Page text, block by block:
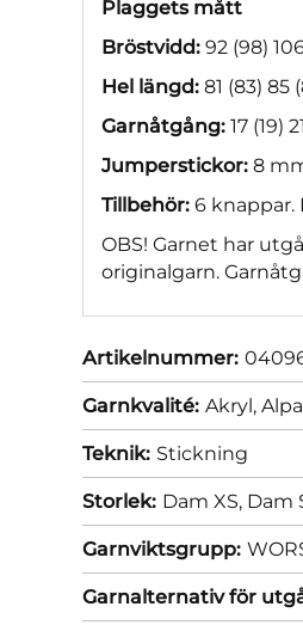
Plaggets mått
Bröstvidd: 92 (98)
Hel längd: 81 (83) 85
Garnåtgång: 17 (19)
Jumperstickor: 8
Tillbehör: 6 knappar.
OBS! Garnet har
originalgarn.
Artikelnummer:
Garnkvalité: Akryl,
Teknik: Stickning
Storlek: Dam XS, Dam
Garnviktsgrupp:
Garnalternativ för